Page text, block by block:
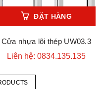
ĐẶT HÀNG
Cửa nhựa lõi thép UW03.3
Liên hệ: 0834.135.135